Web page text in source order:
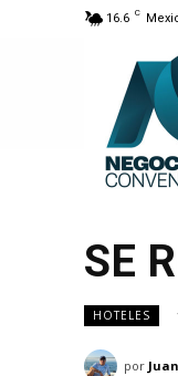
16.6 C
SE
HOTELES
por